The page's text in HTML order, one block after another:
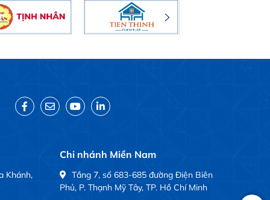
Khánh,
Chi nhánh Miền Nam
Tầng 7, số 683-685 đường Điện Biên
Phủ, P. Thạnh Mỹ Tây, TP. Hồ Chí Minh